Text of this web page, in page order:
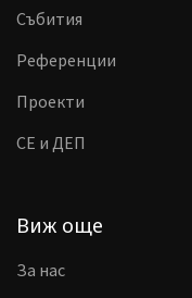
Събития
Референции
Проекти
CE и ДЕП
Виж още
За нас